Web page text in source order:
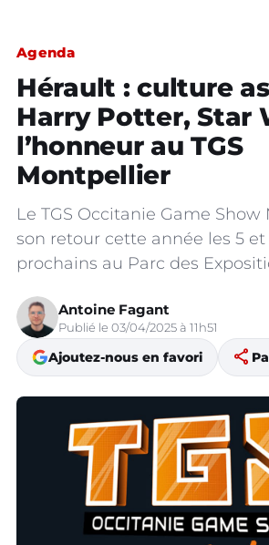
Agenda
Hérault : culture
Harry Potter, Star
l’honneur au TGS
Montpellier
Le TGS Occitanie Game
son retour cette année les 5 et
prochains au Parc des
Antoine Fagant
Publié le 03/04/2025 à 11h51
Ajoutez-nous en favori share